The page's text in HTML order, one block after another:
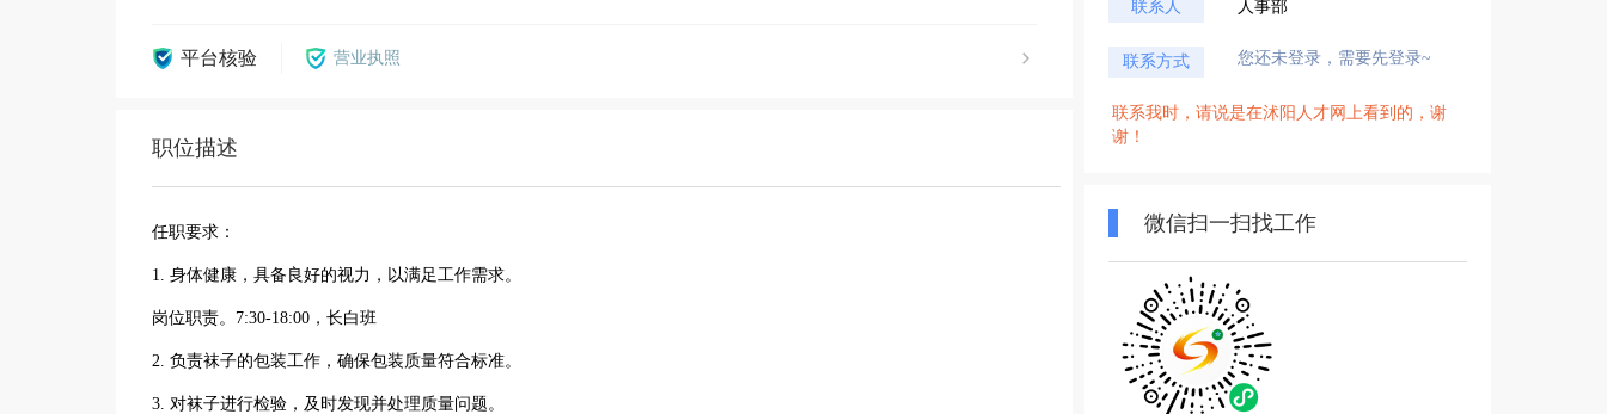
平台核验 营业执照
职位描述
任职要求：
1. 身体健康，具备良好的视力，以满足工作需求。
岗位职责。7:30-18:00，长白班
2. 负责袜子的包装工作，确保包装质量符合标准。
3. 对袜子进行检验，及时发现并处理质量问题。
联系人 人事部
联系方式 您还未登录，需要先登录~
联系我时，请说是在沭阳人才网上看到的，谢
谢！
微信扫一扫找工作